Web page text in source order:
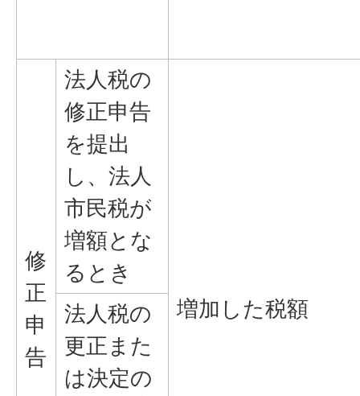
修
正
申
告
法人税の
修正申告
を提出
し、法人
市民税が
増額とな
るとき
増加した税額
法人税の
更正また
は決定の